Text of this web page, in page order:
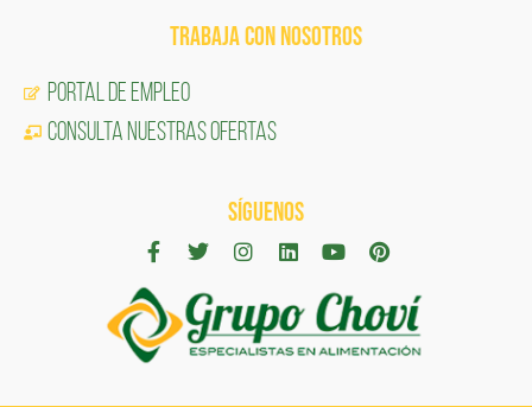
TRABAJA CON NOSOTROS
Portal de Empleo
CONSULTA NUESTRAS OFERTAS
SÍGUENOS